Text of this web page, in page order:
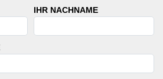
IHR NACHNAME